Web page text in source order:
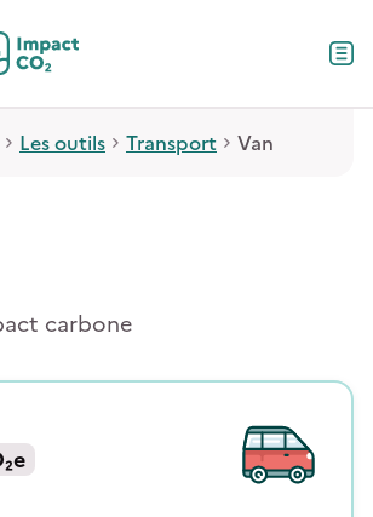
Les outils Transport Van
carbone